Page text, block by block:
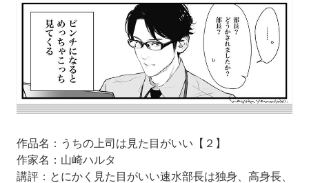
作品名：うちの上司は見た目がいい【２】
作家名：山崎ハルタ
講評：とにかく見た目がいい速水部長は独身、高身長、